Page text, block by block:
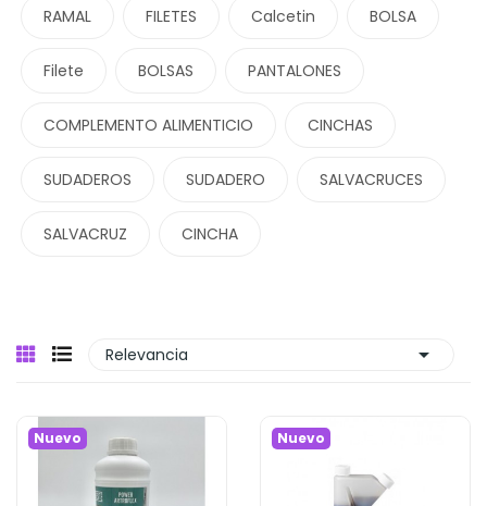
RAMAL FILETES Calcetin BOLSA
Filete BOLSAS PANTALONES
COMPLEMENTO ALIMENTICIO CINCHAS
SUDADEROS SUDADERO SALVACRUCES
SALVACRUZ CINCHA
Relevancia 
Nuevo Nuevo